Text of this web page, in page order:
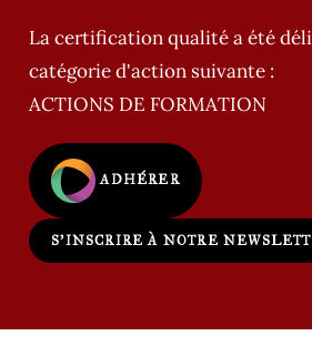
La certification qualité a été
catégorie d'action suivante :
ACTIONS DE FORMATION
ADHÉRER
S'INSCRIRE À NOTRE